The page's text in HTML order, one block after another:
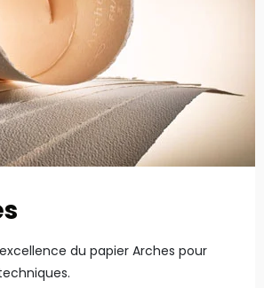
du papier Arches pour